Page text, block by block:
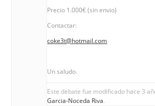
Precio 1.000€ (sin envio)
Contactar:
coke3t@hotmail.com
Un saludo.
Este debate fue modificado hace 3
Garcia-Noceda Riva.